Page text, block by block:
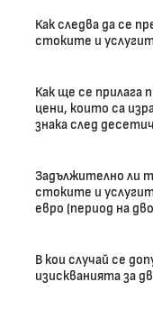
Как следва да се
стоките и
Как ще се прилага
цени, които са
знака след
Задължително ли
стоките и
евро (период на
В кои случай се
изискванията за